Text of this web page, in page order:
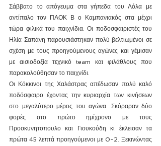
Σάββατο το απόγευμα στα γήπεδα του Λόλα με
αντίπαλο τον ΠΑΟΚ Β ο Καμπανιακός στα μέχρι
τώρα φιλικά του παιχνίδια. Οι ποδοσφαιριστές του
Ηλία Σαπάνη παρουσιάστηκαν πολύ βελτιωμένοι σε
σχέση με τους προηγούμενους αγώνες και γέμισαν
με αισιοδοξία τεχνικό team και φιλάθλους που
παρακολούθησαν το παιχνίδι.
Οι Κόκκινοι της Χαλάστρας απέδωσαν πολύ καλό
ποδόσφαιρο έχοντας την κυριαρχία των κινήσεων
στο μεγαλύτερο μέρος του αγώνα. Σκόραραν δύο
φορές στο πρώτο ημίχρονο με τους
Προσκυνητοπουλο και Γιουκούδη κι έκλεισαν τα
πρώτα 45 λεπτά προηγούμενοι με 0-2. Ξεκινώντας